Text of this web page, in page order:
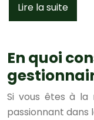
Lire la suite
En quoi
Si vous êtes à la
passionnant dans